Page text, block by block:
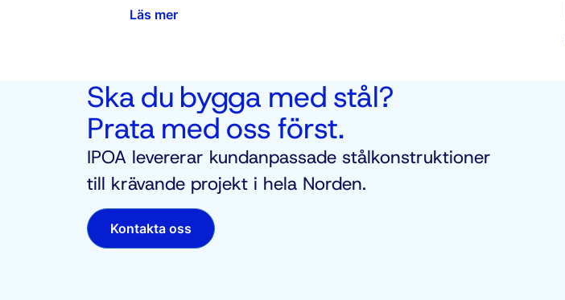
Läs mer
Ska du bygga med stål?
Prata med oss först.
IPOA levererar kundanpassade stålkonstruktioner
till krävande projekt i hela Norden.
Kontakta oss